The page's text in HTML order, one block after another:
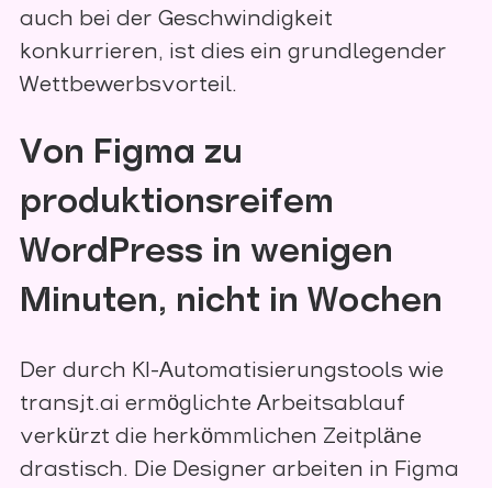
auch bei der Geschwindigkeit
konkurrieren, ist dies ein grundlegender
Wettbewerbsvorteil.
Von Figma zu
produktionsreifem
WordPress in wenigen
Minuten, nicht in Wochen
Der durch KI-Automatisierungstools wie
transjt.ai ermöglichte Arbeitsablauf
verkürzt die herkömmlichen Zeitpläne
drastisch. Die Designer arbeiten in Figma